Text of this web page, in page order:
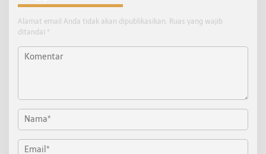
Alamat email Anda tidak akan dipublikasikan. Ruas yang wajib
ditandai *